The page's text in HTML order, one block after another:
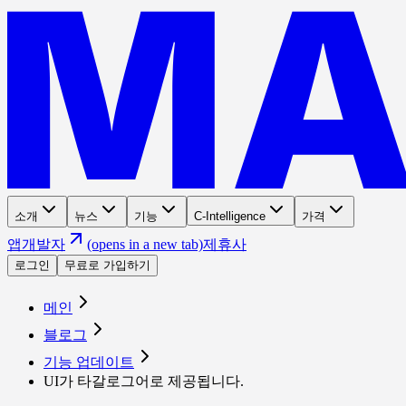
소개 뉴스 기능 C-Intelligence 가격
앱개발자 (opens in a new tab)제휴사
로그인 무료로 가입하기
메인
블로그
기능 업데이트
UI가 타갈로그어로 제공됩니다.